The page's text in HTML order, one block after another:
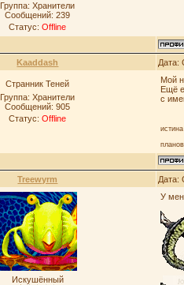
Группа: Хранители
Сообщений:239
Статус:Offline
Kaaddash Дата:
Странник Теней
Группа: Хранители
Сообщений:905
Статус:Offline
Мой
Ещё
с
Treewyrm Дата:
Искушённый
У